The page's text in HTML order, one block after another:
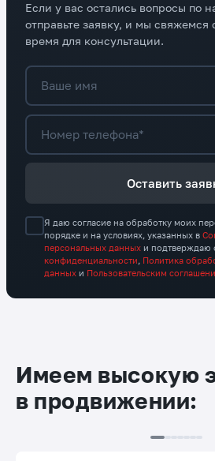
Если у вас остались вопросы по
отправьте заявку, и мы
время для консультации.
Ваше имя
Номер телефона*
Оставить
Я даю согласие на обработку моих
порядке и на условиях, указанных в
персональных данных и подтверждаю
конфиденциальности, Политика
данных и Пользовательским
Имеем высокую
в продвижении: